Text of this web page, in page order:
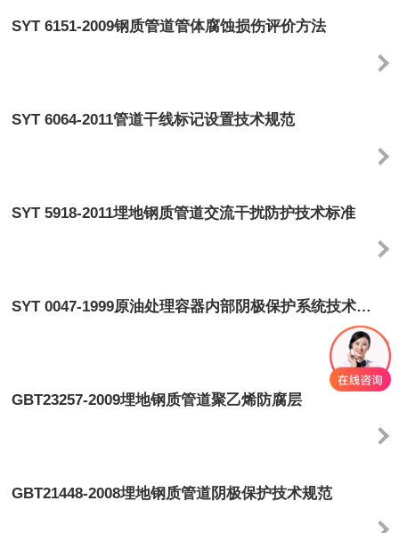
SYT 6151-2009钢质管道管体腐蚀损伤评价方法
SYT 6064-2011管道干线标记设置技术规范
SYT 5918-2011埋地钢质管道交流干扰防护技术标准
SYT 0047-1999原油处理容器内部阴极保护系统技术规范
GBT23257-2009埋地钢质管道聚乙烯防腐层
GBT21448-2008埋地钢质管道阴极保护技术规范